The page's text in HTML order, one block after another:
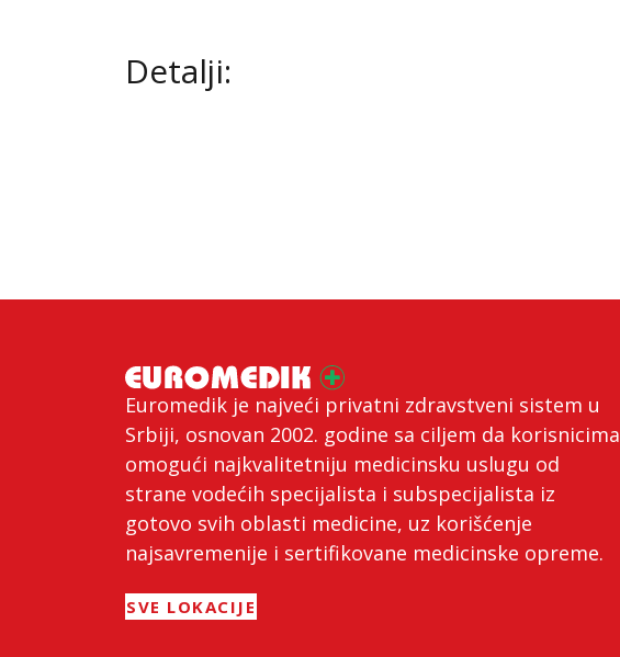
Detalji:
Euromedik je najveći privatni zdravstveni sistem u
Srbiji, osnovan 2002. godine sa ciljem da korisnicima
omogući najkvalitetniju medicinsku uslugu od
strane vodećih specijalista i subspecijalista iz
gotovo svih oblasti medicine, uz korišćenje
najsavremenije i sertifikovane medicinske opreme.
SVE LOKACIJE